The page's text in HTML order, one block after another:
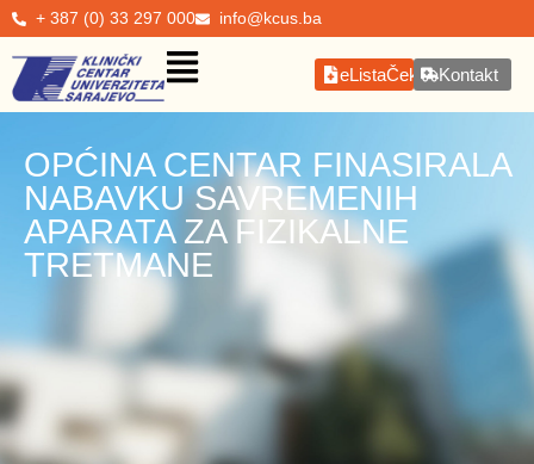
+ 387 (0) 33 297 000 info@kcus.ba
eListaČekanjaKontakt
OPĆINA CENTAR FINASIRALA
NABAVKU SAVREMENIH
APARATA ZA FIZIKALNE
TRETMANE